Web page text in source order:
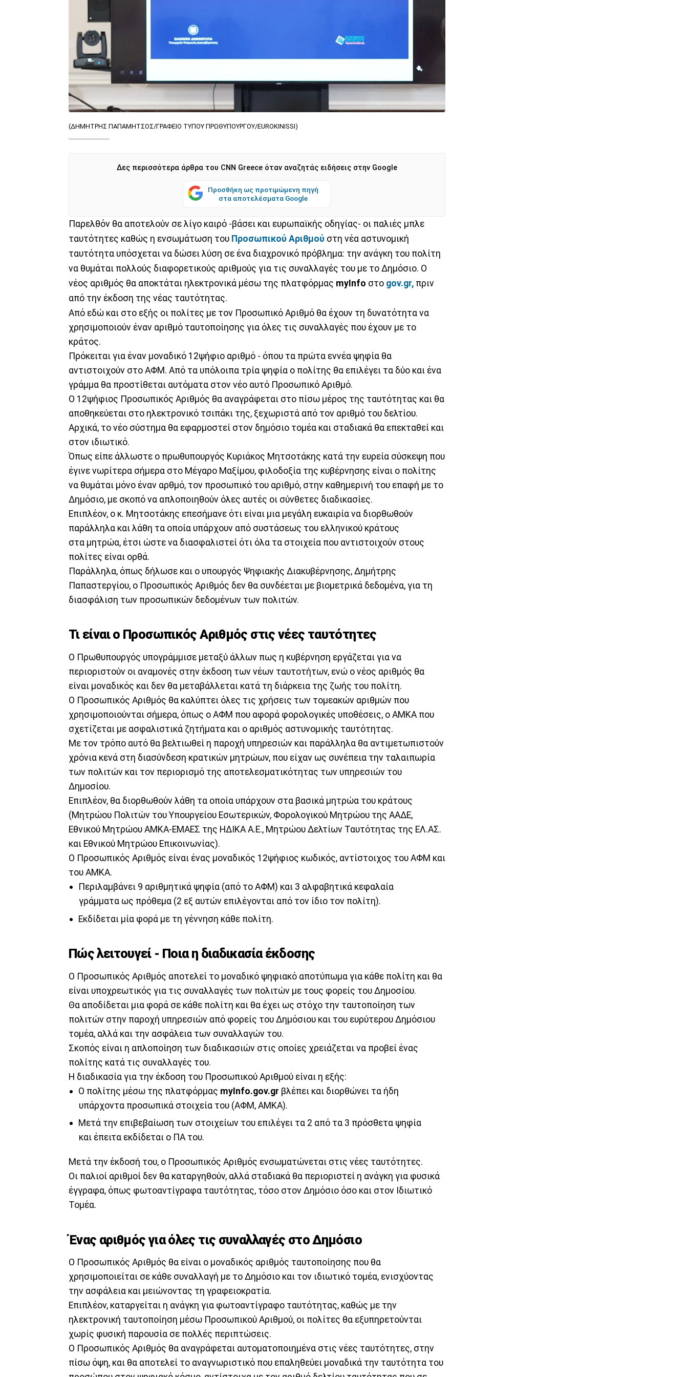
(ΔΗΜΗΤΡΗΣ ΠΑΠΑΜΗΤΣΟΣ/ΓΡΑΦΕΙΟ ΤΥΠΟΥ ΠΡΩΘΥΠΟΥΡΓΟΥ/EUROKINISSI)
Δες περισσότερα άρθρα του CNN Greece όταν αναζητάς ειδήσεις στην Google
Προσθήκη ως προτιμώμενη πηγή
στα αποτελέσματα Google
Παρελθόν θα αποτελούν σε λίγο καιρό -βάσει και ευρωπαϊκής οδηγίας- οι παλιές μπλε
ταυτότητες καθώς η ενσωμάτωση του Προσωπικού Αριθμού στη νέα αστυνομική
ταυτότητα υπόσχεται να δώσει λύση σε ένα διαχρονικό πρόβλημα: την ανάγκη του πολίτη
να θυμάται πολλούς διαφορετικούς αριθμούς για τις συναλλαγές του με το Δημόσιο. Ο
νέος αριθμός θα αποκτάται ηλεκτρονικά μέσω της πλατφόρμας myInfo στο gov.gr, πριν
από την έκδοση της νέας ταυτότητας.
Από εδώ και στο εξής οι πολίτες με τον Προσωπικό Αριθμό θα έχουν τη δυνατότητα να
χρησιμοποιούν έναν αριθμό ταυτοποίησης για όλες τις συναλλαγές που έχουν με το
κράτος.
Πρόκειται για έναν μοναδικό 12ψήφιο αριθμό - όπου τα πρώτα εννέα ψηφία θα
αντιστοιχούν στο ΑΦΜ. Από τα υπόλοιπα τρία ψηφία ο πολίτης θα επιλέγει τα δύο και ένα
γράμμα θα προστίθεται αυτόματα στον νέο αυτό Προσωπικό Αριθμό.
Ο 12ψήφιος Προσωπικός Αριθμός θα αναγράφεται στο πίσω μέρος της ταυτότητας και θα
αποθηκεύεται στο ηλεκτρονικό τσιπάκι της, ξεχωριστά από τον αριθμό του δελτίου.
Αρχικά, το νέο σύστημα θα εφαρμοστεί στον δημόσιο τομέα και σταδιακά θα επεκταθεί και
στον ιδιωτικό.
Όπως είπε άλλωστε ο πρωθυπουργός Κυριάκος Μητσοτάκης κατά την ευρεία σύσκεψη που
έγινε νωρίτερα σήμερα στο Μέγαρο Μαξίμου, φιλοδοξία της κυβέρνησης είναι ο πολίτης
να θυμάται μόνο έναν αρθμό, τον προσωπικό του αριθμό, στην καθημερινή του επαφή με το
Δημόσιο, με σκοπό να απλοποιηθούν όλες αυτές οι σύνθετες διαδικασίες.
Επιπλέον, ο κ. Μητσοτάκης επεσήμανε ότι είναι μια μεγάλη ευκαιρία να διορθωθούν
παράλληλα και λάθη τα οποία υπάρχουν από συστάσεως του ελληνικού κράτους
στα μητρώα, έτσι ώστε να διασφαλιστεί ότι όλα τα στοιχεία που αντιστοιχούν στους
πολίτες είναι ορθά.
Παράλληλα, όπως δήλωσε και ο υπουργός Ψηφιακής Διακυβέρνησης, Δημήτρης
Παπαστεργίου, ο Προσωπικός Αριθμός δεν θα συνδέεται με βιομετρικά δεδομένα, για τη
διασφάλιση των προσωπικών δεδομένων των πολιτών.
Τι είναι ο Προσωπικός Αριθμός στις νέες ταυτότητες
Ο Πρωθυπουργός υπογράμμισε μεταξύ άλλων πως η κυβέρνηση εργάζεται για να
περιοριστούν οι αναμονές στην έκδοση των νέων ταυτοτήτων, ενώ ο νέος αριθμός θα
είναι μοναδικός και δεν θα μεταβάλλεται κατά τη διάρκεια της ζωής του πολίτη.
O Προσωπικός Αριθμός θα καλύπτει όλες τις χρήσεις των τομεακών αριθμών που
χρησιμοποιούνται σήμερα, όπως ο ΑΦΜ που αφορά φορολογικές υποθέσεις, ο ΑΜΚΑ που
σχετίζεται με ασφαλιστικά ζητήματα και ο αριθμός αστυνομικής ταυτότητας.
Με τον τρόπο αυτό θα βελτιωθεί η παροχή υπηρεσιών και παράλληλα θα αντιμετωπιστούν
χρόνια κενά στη διασύνδεση κρατικών μητρώων, που είχαν ως συνέπεια την ταλαιπωρία
των πολιτών και τον περιορισμό της αποτελεσματικότητας των υπηρεσιών του
Δημοσίου.
Επιπλέον, θα διορθωθούν λάθη τα οποία υπάρχουν στα βασικά μητρώα του κράτους
(Μητρώου Πολιτών του Υπουργείου Εσωτερικών, Φορολογικού Μητρώου της ΑΑΔΕ,
Εθνικού Μητρώου ΑΜΚΑ-ΕΜΑΕΣ της ΗΔΙΚΑ Α.Ε., Μητρώου Δελτίων Ταυτότητας της ΕΛ.ΑΣ.
και Εθνικού Μητρώου Επικοινωνίας).
Ο Προσωπικός Αριθμός είναι ένας μοναδικός 12ψήφιος κωδικός, αντίστοιχος του ΑΦΜ και
του ΑΜΚΑ.
Περιλαμβάνει 9 αριθμητικά ψηφία (από το ΑΦΜ) και 3 αλφαβητικά κεφαλαία
γράμματα ως πρόθεμα (2 εξ αυτών επιλέγονται από τον ίδιο τον πολίτη).
Εκδίδεται μία φορά με τη γέννηση κάθε πολίτη.
Πώς λειτουγεί - Ποια η διαδικασία έκδοσης
Ο Προσωπικός Αριθμός αποτελεί το μοναδικό ψηφιακό αποτύπωμα για κάθε πολίτη και θα
είναι υποχρεωτικός για τις συναλλαγές των πολιτών με τους φορείς του Δημοσίου.
Θα αποδίδεται μια φορά σε κάθε πολίτη και θα έχει ως στόχο την ταυτοποίηση των
πολιτών στην παροχή υπηρεσιών από φορείς του Δημόσιου και του ευρύτερου Δημόσιου
τομέα, αλλά και την ασφάλεια των συναλλαγών του.
Σκοπός είναι η απλοποίηση των διαδικασιών στις οποίες χρειάζεται να προβεί ένας
πολίτης κατά τις συναλλαγές του.
Η διαδικασία για την έκδοση του Προσωπικού Αριθμού είναι η εξής:
Ο πολίτης μέσω της πλατφόρμας myInfo.gov.gr βλέπει και διορθώνει τα ήδη
υπάρχοντα προσωπικά στοιχεία του (ΑΦΜ, ΑΜΚΑ).
Μετά την επιβεβαίωση των στοιχείων του επιλέγει τα 2 από τα 3 πρόσθετα ψηφία
και έπειτα εκδίδεται ο ΠΑ του.
Μετά την έκδοσή του, ο Προσωπικός Αριθμός ενσωματώνεται στις νέες ταυτότητες.
Οι παλιοί αριθμοί δεν θα καταργηθούν, αλλά σταδιακά θα περιοριστεί η ανάγκη για φυσικά
έγγραφα, όπως φωτοαντίγραφα ταυτότητας, τόσο στον Δημόσιο όσο και στον Ιδιωτικό
Τομέα.
Ένας αριθμός για όλες τις συναλλαγές στο Δημόσιο
Ο Προσωπικός Αριθμός θα είναι ο μοναδικός αριθμός ταυτοποίησης που θα
χρησιμοποιείται σε κάθε συναλλαγή με το Δημόσιο και τον ιδιωτικό τομέα, ενισχύοντας
την ασφάλεια και μειώνοντας τη γραφειοκρατία.
Επιπλέον, καταργείται η ανάγκη για φωτοαντίγραφο ταυτότητας, καθώς με την
ηλεκτρονική ταυτοποίηση μέσω Προσωπικού Αριθμού, οι πολίτες θα εξυπηρετούνται
χωρίς φυσική παρουσία σε πολλές περιπτώσεις.
Ο Προσωπικός Αριθμός θα αναγράφεται αυτοματοποιημένα στις νέες ταυτότητες, στην
πίσω όψη, και θα αποτελεί το αναγνωριστικό που επαληθεύει μοναδικά την ταυτότητα του